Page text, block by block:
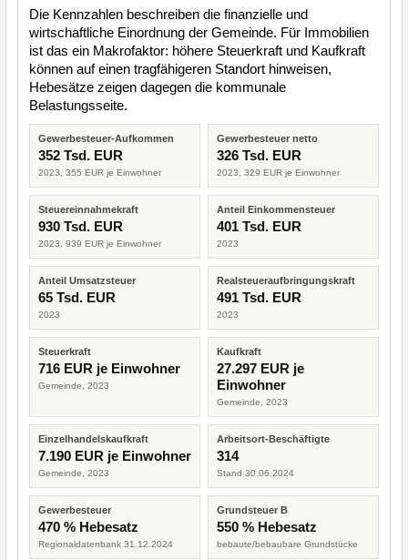
Die Kennzahlen beschreiben die finanzielle und
wirtschaftliche Einordnung der Gemeinde. Für Immobilien
ist das ein Makrofaktor: höhere Steuerkraft und Kaufkraft
können auf einen tragfähigeren Standort hinweisen,
Hebesätze zeigen dagegen die kommunale
Belastungsseite.
Gewerbesteuer-Aufkommen
352 Tsd. EUR
2023, 355 EUR je Einwohner
Gewerbesteuer netto
326 Tsd. EUR
2023, 329 EUR je Einwohner
Steuereinnahmekraft
930 Tsd. EUR
2023, 939 EUR je Einwohner
Anteil Einkommensteuer
401 Tsd. EUR
2023
Anteil Umsatzsteuer
65 Tsd. EUR
2023
Realsteueraufbringungskraft
491 Tsd. EUR
2023
Steuerkraft
716 EUR je Einwohner
Gemeinde, 2023
Kaufkraft
27.297 EUR je
Einwohner
Gemeinde, 2023
Einzelhandelskaufkraft
7.190 EUR je Einwohner
Gemeinde, 2023
Arbeitsort-Beschäftigte
314
Stand 30.06.2024
Gewerbesteuer
470 % Hebesatz
Regionaldatenbank 31.12.2024
Grundsteuer B
550 % Hebesatz
bebaute/bebaubare Grundstücke